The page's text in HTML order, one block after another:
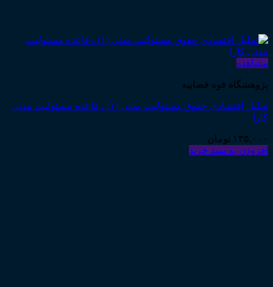
مشاهده
پژوهشگاه قوه قضاییه
تحلیل اقتصادی حقوق مسئولیت مدنی (۱) ـ قاعده مسئولیت مدنی
کارا
۱۳۵,۰۰۰ تومان
افزودن به سبد خرید